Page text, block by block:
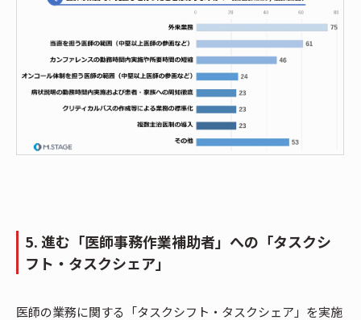
5. 進む「医師事務作業補助者」への「タスクシ
フト・タスクシェア」
医師の業務に関する「タスクシフト・タスクシェア」を実施